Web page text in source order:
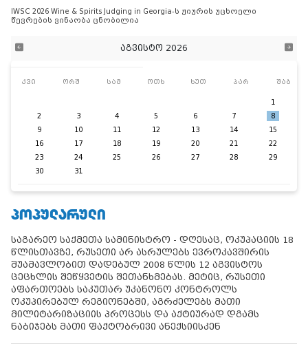
IWSC 2026 Wine & Spirits Judging in Georgia-ს ჟიურის უცხოელი
წევრების ვინაობა ცნობილია
აგვისტო 2026
კვი ორშ სამ ოთხ ხუთ პარ შაბ
1
2
3 4 5 6 7
8
9
10 11 12 13 14
15
16
17 18 19 20 21
22
23
24 25 26 27 28
29
30
31
ᲞᲝᲞᲣᲚᲐᲠᲣᲚᲘ
საგარეო საქმეთა სამინისტრო - დღესაც, ოკუპაციის 18
წლისთავზე, რუსეთი არ ასრულებს ევროკავშირის
შუამავლობით დადებულ 2008 წლის 12 აგვისტოს
ცეცხლის შეწყვეტის შეთანხმებას. მეტიც, რუსეთი
აფართოებს საკუთარ უკანონო კონტროლს
ოკუპირებულ რეგიონებში, აგრძელებს მათი
მილიტარიზაციის პროცესს და აქტიურად დგამს
ნაბიჯებს მათი ფაქტობრივი ანექსიისკენ